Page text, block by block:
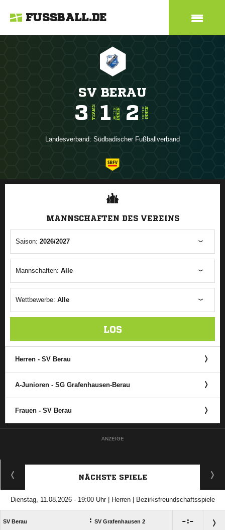
FUSSBALL.DE
SV BERAU
3 TEAMS 1 JUNIORENINNEN 2 SENIORENINNEN
Landesverband: Südbadischer Fußballverband
ANZEIGE
MANNSCHAFTEN DES VEREINS
Saison: 2026/2027
Mannschaften: Alle
Wettbewerbe: Alle
LOS
Herren - SV Berau
A-Junioren - SG Grafenhausen-Berau
Frauen - SV Berau
ANZEIGE
NÄCHSTE SPIELE
Dienstag, 11.08.2026 - 19:00 Uhr | Herren | Bezirksfreundschaftsspiele
SV Berau : SV Grafenhausen 2 :